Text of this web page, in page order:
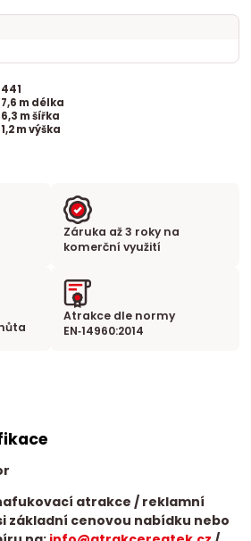
441
7,6 m délka
6,3 m šířka
1,2 m výška
Záruka až 3 roky na
komerční využití
Atrakce dle normy
EN‑14960:2014
atrakce / reklamní
základní cenovou nabídku nebo